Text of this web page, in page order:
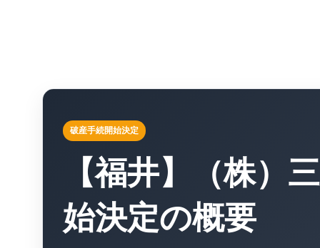
破産手続開始決定
【福井】（株）
始決定の概要